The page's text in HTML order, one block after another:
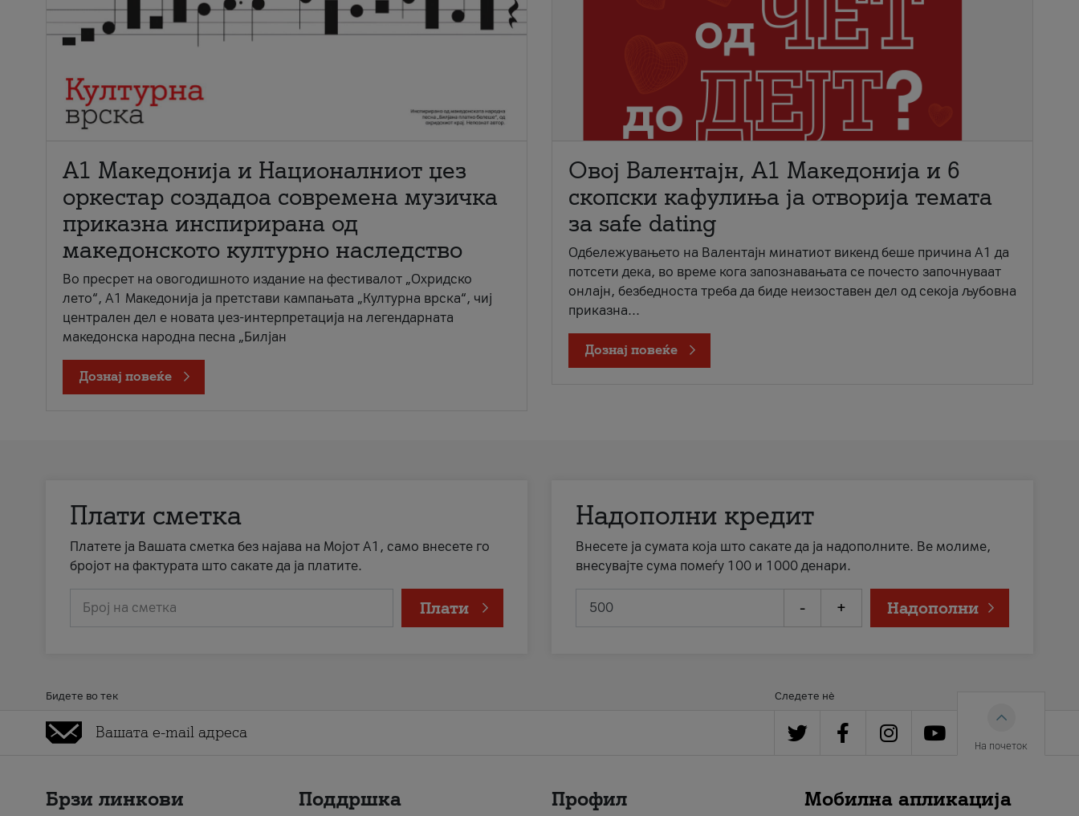
А1 Македонија и Националниот џез
оркестар создадоа современа музичка
приказна инспирирана од
македонското културно наследство
Во пресрет на овогодишното издание на фестивалот „Охридско
лето“, А1 Македонија ја претстави кампањата „Културна врска“, чиј
централен дел е новата џез-интерпретација на легендарната
македонска народна песна „Билјан
Дознај повеќе
Овој Валентајн, A1 Македонија и 6
скопски кафулиња ја отворија темата
за safe dating
Одбележувањето на Валентајн минатиот викенд беше причина А1 да
потсети дека, во време кога запознавањата се почесто започнуваат
онлајн, безбедноста треба да биде неизоставен дел од секоја љубовна
приказна...
Дознај повеќе
Плати сметка
Платете ја Вашата сметка без најава на Мојот А1, само внесете го
бројот на фактурата што сакате да ја платите.
Број на сметка Плати
Надополни кредит
Внесете ја сумата која што сакате да ја надополните. Ве молиме,
внесувајте сума помеѓу 100 и 1000 денари.
- + Надополни
Бидете во тек Следете нè
На почеток
Брзи линкови Поддршка Профил Мобилна апликација